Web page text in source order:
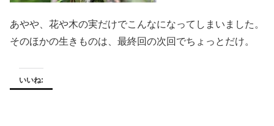
あやや、花や木の実だけでこんなになってしまいました。
そのほかの生きものは、最終回の次回でちょっとだけ。
いいね: